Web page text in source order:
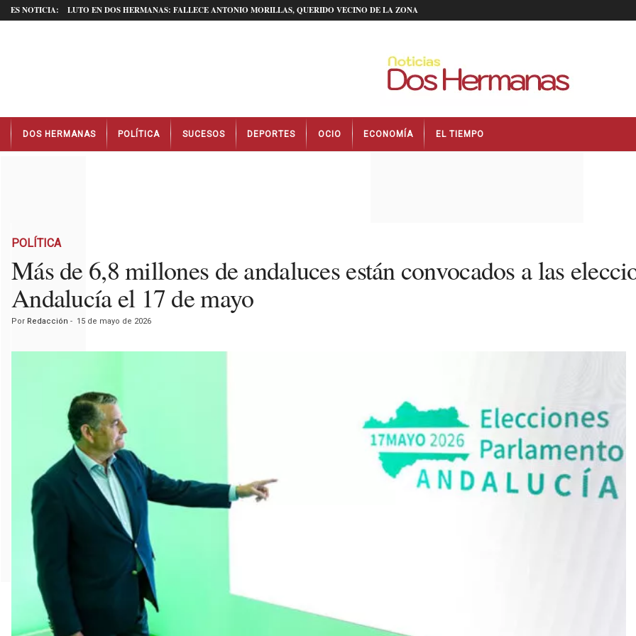
ES NOTICIA: LUTO EN DOS HERMANAS: FALLECE ANTONIO MORILLAS, QUERIDO VECINO DE LA ZONA
t
DOS HERMANAS POLÍTICA SUCESOS DEPORTES OCIO ECONOMÍA EL TIEMPO
POLÍTICA
Más de 6,8 millones de andaluces están convocados a las
Andalucía el 17 de mayo
Por Redacción - 15 de mayo de 2026